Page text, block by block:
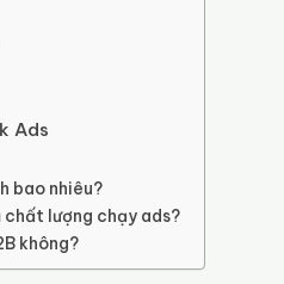
Ads
bao nhiêu?
chất lượng chạy ads?
không?